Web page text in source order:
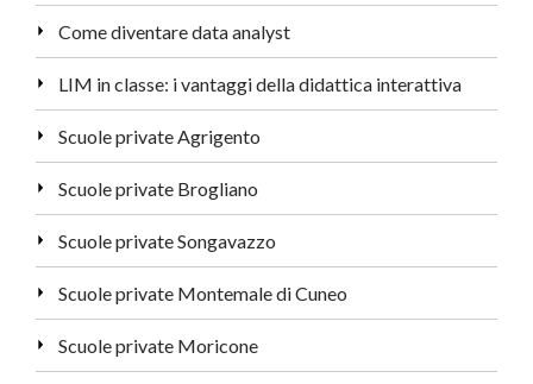
Come diventare data analyst
LIM in classe: i vantaggi della didattica interattiva
Scuole private Agrigento
Scuole private Brogliano
Scuole private Songavazzo
Scuole private Montemale di Cuneo
Scuole private Moricone